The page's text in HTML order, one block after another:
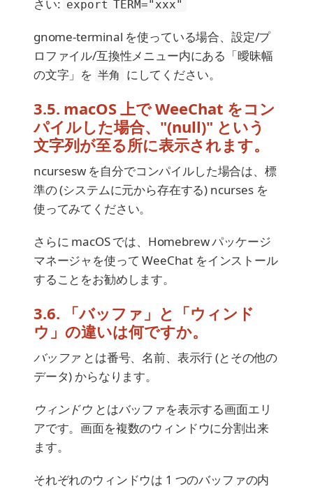
さい: export TERM="xxx"
gnome-terminal を使っている場合、設定/プ
ロファイル/互換性メニュー内にある「曖昧幅
の文字」を 半角 にしてください。
3.5. macOS 上で WeeChat をコン
パイルした場合、"(null)" という
文字列が至る所に表示されます。
ncursesw を自分でコンパイルした場合は、標
準の (システムに元から存在する) ncurses を
使ってみてください。
さらに macOS では、Homebrew パッケージ
マネージャを使って WeeChat をインストール
することをお勧めします。
3.6. 「バッファ」と「ウィンド
ウ」の違いは何ですか。
バッファ とは番号、名前、表示行 (とその他の
データ) からなります。
ウィンドウ とはバッファを表示する画面エリ
アです。画面を複数のウィンドウに分割出来
ます。
それぞれのウィンドウは 1 つのバッファの内